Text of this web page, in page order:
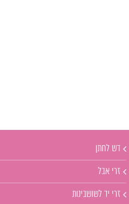
דש לחתן
זרי אבל
זרי יד לשושבינות